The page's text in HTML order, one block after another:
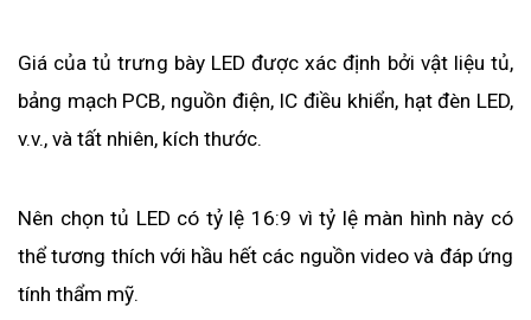
Giá của tủ trưng bày LED được xác định bởi vật liệu tủ,
bảng mạch PCB, nguồn điện, IC điều khiển, hạt đèn LED,
v.v., và tất nhiên, kích thước.
Nên chọn tủ LED có tỷ lệ 16:9 vì tỷ lệ màn hình này có
thể tương thích với hầu hết các nguồn video và đáp ứng
tính thẩm mỹ.